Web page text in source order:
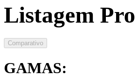
Listagem
Comparativo
GAMAS: